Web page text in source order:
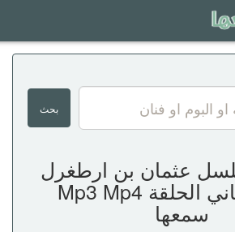
عثمان بن ارطغرل
الجزء الثاني الحلقة Mp3 Mp4
سمعها